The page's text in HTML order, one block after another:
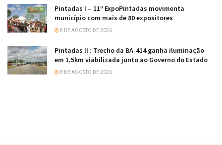
Pintadas I – 11ª ExpoPintadas movimenta
município com mais de 80 expositores
8 DE AGOSTO DE 2026
Pintadas II : Trecho da BA-414 ganha iluminação
em 1,5km viabilizada junto ao Governo do Estado
8 DE AGOSTO DE 2026